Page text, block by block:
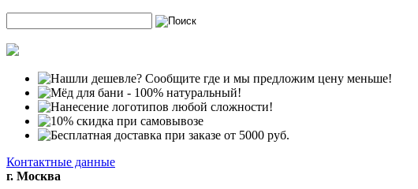
Контактные данные
г. Москва